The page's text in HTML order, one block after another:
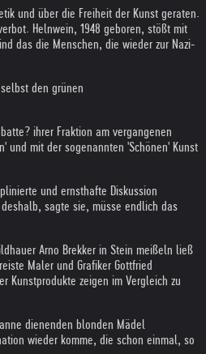
und über die Freiheit der Kunst geraten.
Helnwein, 1948 geboren, stößt mit
das die Menschen, die wieder zur Nazi-
den grünen
ihrer Fraktion am vergangenen
und mit der sogenannten 'Schönen' Kunst
und ernsthafte Diskussion
sagte sie, müsse endlich das
Arno Brekker in Stein meißeln ließ
Maler und Grafiker Gottfried
Kunstprodukte zeigen im Vergleich zu
dienenden blonden Mädel
wieder komme, die schon einmal, so